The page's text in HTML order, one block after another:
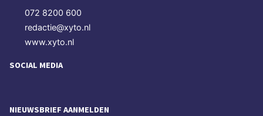
072 8200 600
redactie@xyto.nl
www.xyto.nl
SOCIAL MEDIA
NIEUWSBRIEF AANMELDEN